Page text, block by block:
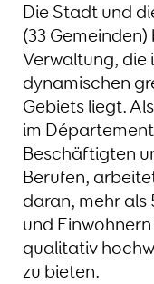
Die Stadt und
(33
Verwaltung, die
dynamischen
Gebiets liegt.
im
Beschäftigten
Berufen,
daran, mehr als
und
qualitativ
zu bieten.